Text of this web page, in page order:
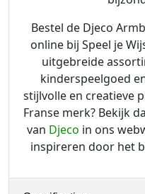
Bestel de Djeco
online bij Speel je
uitgebreide
kinderspeelgoed
stijlvolle en creatieve
Franse merk? Bekijk
van Djeco in ons
inspireren door het